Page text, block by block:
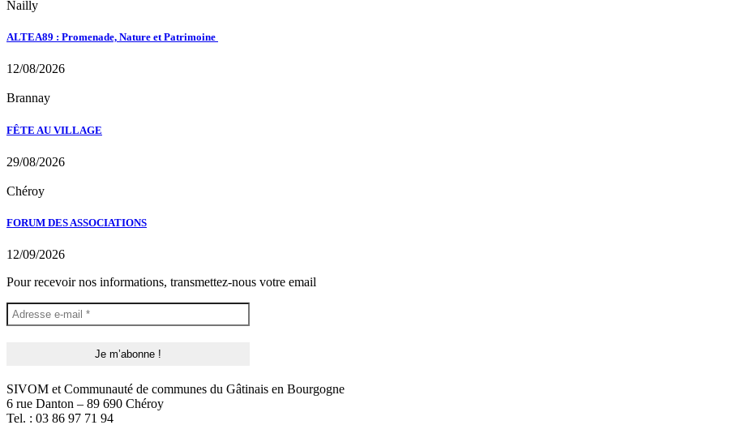
Nailly
ALTEA89 : Promenade, Nature et Patrimoine
12/08/2026
Brannay
FÊTE AU VILLAGE
29/08/2026
Chéroy
FORUM DES ASSOCIATIONS
12/09/2026
Pour recevoir nos informations, transmettez-nous votre email
SIVOM et Communauté de communes du Gâtinais en Bourgogne
6 rue Danton – 89 690 Chéroy
Tel. : 03 86 97 71 94